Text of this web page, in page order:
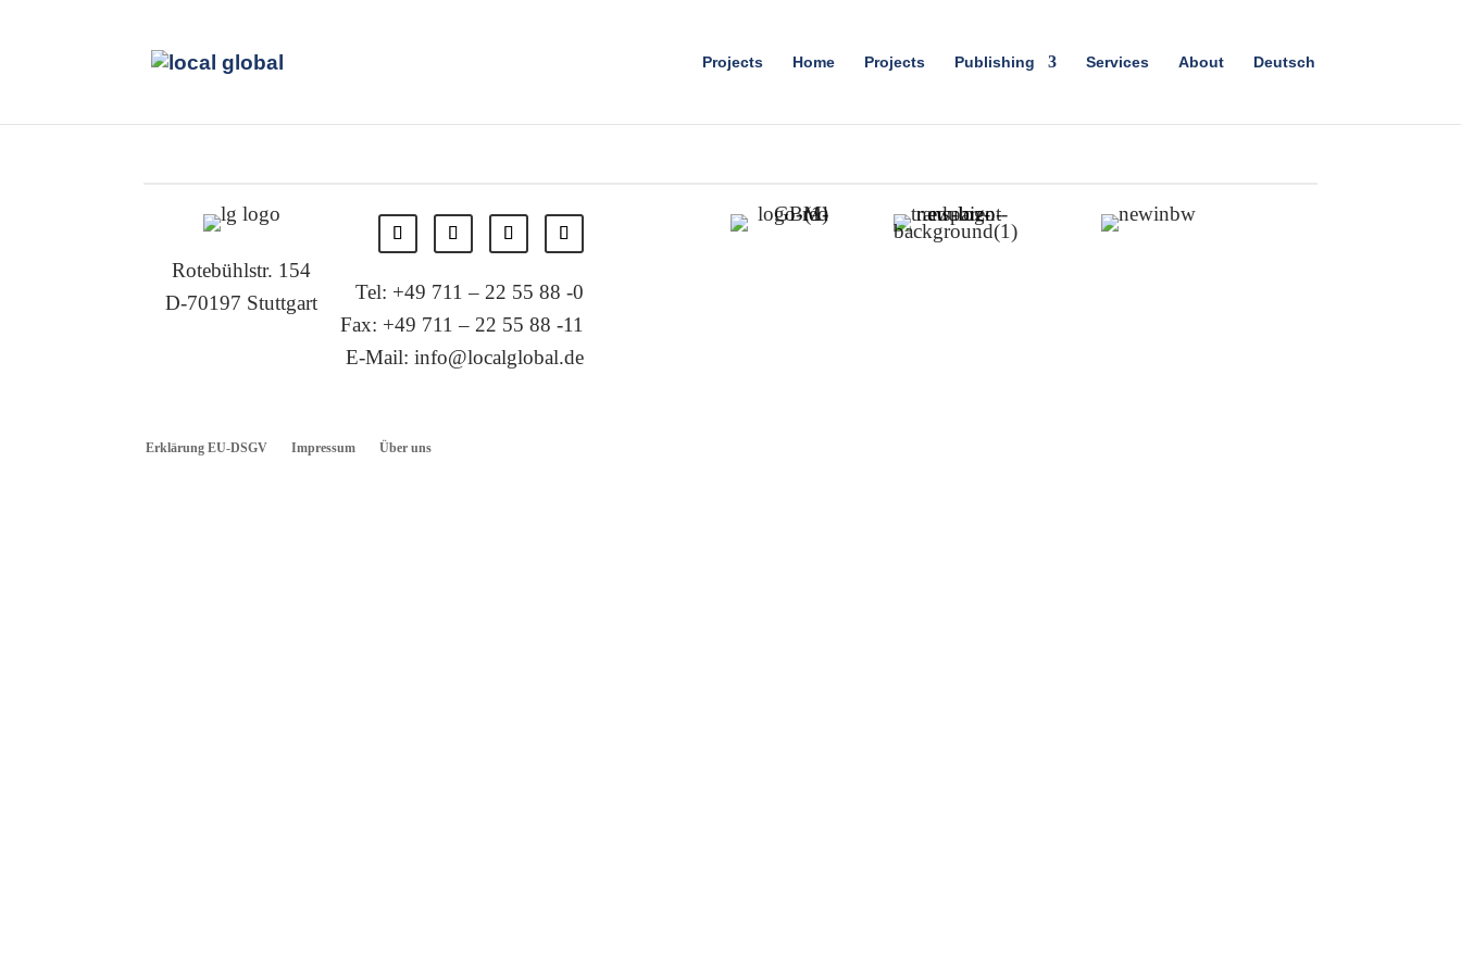
Projects Home Projects Publishing Services About Deutsch
Rotebühlstr. 154
D-70197 Stuttgart
Tel: +49 711 – 22 55 88 -0
Fax: +49 711 – 22 55 88 -11
E-Mail: info@localglobal.de
Erklärung EU-DSGV Impressum Über uns